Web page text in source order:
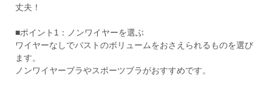
丈夫！
■ポイント1：ノンワイヤーを選ぶ
ワイヤーなしでバストのボリュームをおさえられるものを選び
ます。
ノンワイヤーブラやスポーツブラがおすすめです。